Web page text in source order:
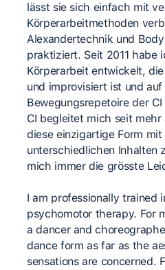
lässt sie sich einfach mit
Körperarbeitmethoden
Alexandertechnik und
praktiziert. Seit 2011 habe
Körperarbeit entwickelt,
und improvisiert ist und auf
Bewegungsrepetoire der
CI begleitet mich seit
diese einzigartige Form
unterschiedlichen Inhalten
mich immer die grösste
I am professionally trained
psychomotor therapy. For
a dancer and
dance form as far as the
sensations are concerned.